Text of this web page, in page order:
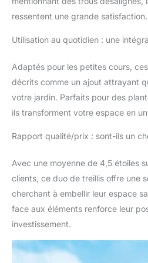
ressentent une grande satisfaction.
Utilisation au quotidien : une
Adaptés pour les petites cours,
décrits comme un ajout attrayant
votre jardin. Parfaits pour des
ils transforment votre espace en
Rapport qualité/prix : sont-ils un
Avec une moyenne de 4,5 étoiles
clients, ce duo de treillis offre une
cherchant à embellir leur espace
face aux éléments renforce leur
investissement.